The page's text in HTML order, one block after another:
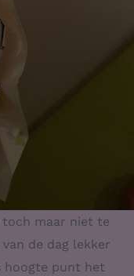
toch maar niet te
de dag lekker
hoogte punt het